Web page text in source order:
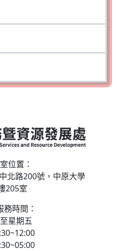
位置：
中北路200號， 中原大學
205室
務時間：
星期五